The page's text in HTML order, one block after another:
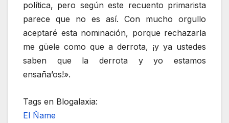
política, pero según este recuento primarista
parece que no es así. Con mucho orgullo
aceptaré esta nominación, porque rechazarla
me güele como que a derrota, ¡y ya ustedes
saben que la derrota y yo estamos
ensaña’os!».
Tags en Blogalaxia:
El Ñame